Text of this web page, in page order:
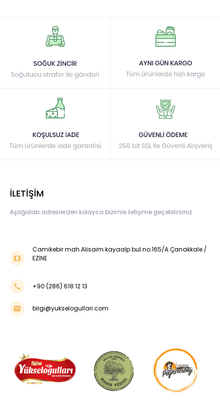
İLETİŞİM
Aşağıdaki adreslerden kolayca bizimle iletişime geçebilirsiniz
Camikebir mah.Alisaim kayaalp bul.no:165/A Çanakkale /
EZİNE
+90 (286) 618 12 13
bilgi@yukselogullari.com